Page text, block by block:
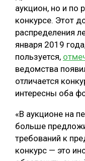
ЛОГИСТИКА
ПРОИЗВОДСТВО
ЦБП
КОМПЛЕКСНАЯ
БЕЗОПАСНОЕ
СОРТИРОВКА
ПОДБОРКИ СТАТЕЙ
аукцион, но и по
конкурсе. Этот
распределения
января 2019
пользуется,
ведомства
отличается
интересны оба
«В аукционе на
больше
требований к
конкурс — это